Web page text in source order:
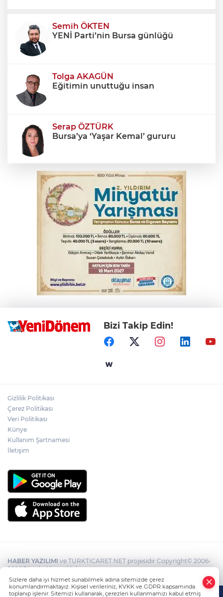
Hastayı görmeden, hâlini bilmeden tanı koyuy
Semih ÖKTEN
YENİ Parti’nin Bursa günlüğü
Tolga AKAGÜN
Eğitimin unuttuğu insan
Serap ÖZTÜRK
Bursa’ya ‘Yaşar Kemal’ gururu
İlker Hüseyin SAKALAR
Erzincanlıoğlu: Tercih yapay zekaya
kurban edilemez
Meltem KERTİK
Savunma sanayi gelişimi neyin
habercisi?
Bizi Takip Edin!
Gizlilik Politikası
Çerez Politikası
Veri Politikası
Künye
Kullanım Şartnamesi
İletişim
HABER YAZILIMI ve TURKTICARET.NET projesidir Copyright© 2006-
2026 Tüm hakları saklıdır.
Sizlere daha iyi hizmet sunabilmek adına sitemizde çerez
konumlandırmaktayız. Kişisel verileriniz, KVKK ve GDPR kapsamında
toplanıp işlenir. Sitemizi kullanarak, çerezleri kullanmamızı kabul etmiş